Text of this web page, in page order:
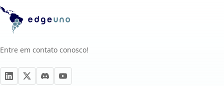
Entre em contato conosco!